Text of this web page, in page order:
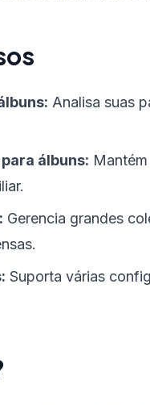
Analisa suas
álbuns:
Gerencia grandes
Suporta várias